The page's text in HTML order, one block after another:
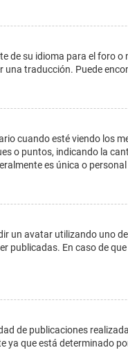
de su idioma para el
una traducción. Puede
cuando esté viendo los
o puntos, indicando la
es única o
un avatar utilizando
publicadas. En caso de
de publicaciones
que está determinado